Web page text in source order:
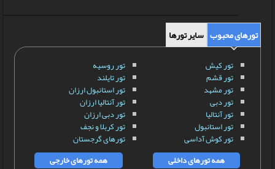
تورهای محبوب سایر تورها
تور کیش
تور قشم
تور مشهد
تور دبی
تور آنتالیا
تور استانبول
تور کوش آداسی
تور روسیه
تور تایلند
تور استانبول ارزان
تور آنتالیا ارزان
تور دبی ارزان
تور کربلا و نجف
تورهای گرجستان
همه تورهای داخلی
همه تورهای خارجی